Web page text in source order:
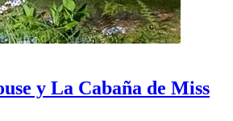
y La Cabaña de Miss